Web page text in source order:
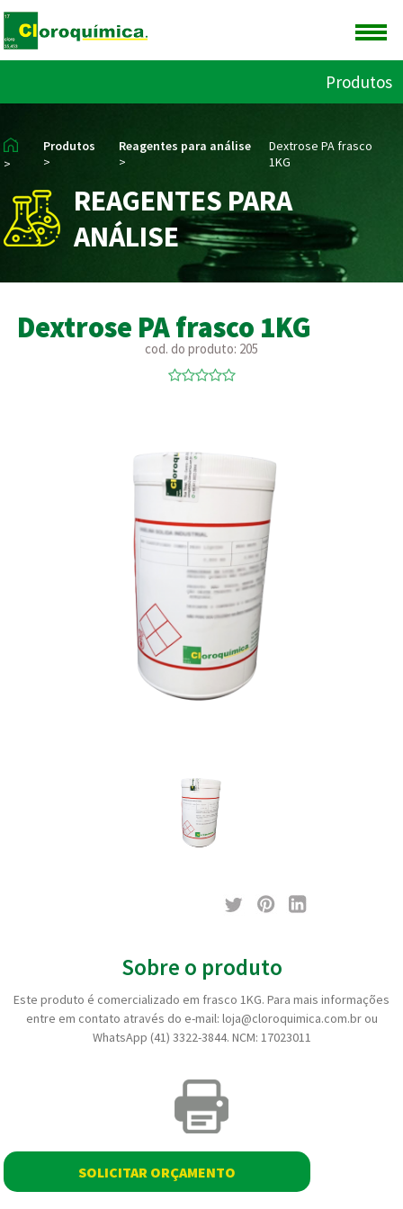
Produtos
>
Produtos
>
Reagentes para análise
>
Dextrose PA frasco
1KG
REAGENTES PARA
ANÁLISE
Dextrose PA frasco 1KG
cod. do produto: 205
Sobre o produto
Este produto é comercializado em frasco 1KG. Para mais informações
entre em contato através do e-mail: loja@cloroquimica.com.br ou
WhatsApp (41) 3322-3844. NCM: 17023011
SOLICITAR ORÇAMENTO